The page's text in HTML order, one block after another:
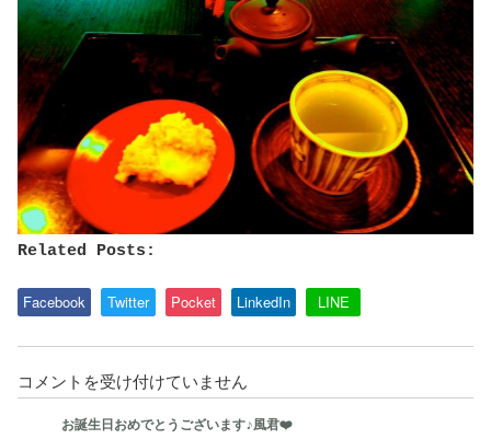
Related Posts:
Facebook Twitter Pocket LinkedIn LINE
ズ
コメントを受け付けていません
お誕生日おめでとうございます♪風君❤️